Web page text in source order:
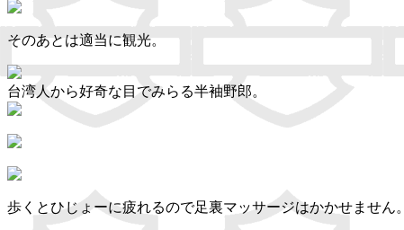
そのあとは適当に観光。
台湾人から好奇な目でみらる半袖野郎。
歩くとひじょーに疲れるので足裏マッサージはかかせません。